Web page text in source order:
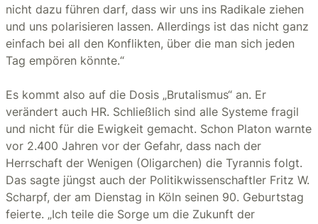
nicht dazu führen darf, dass wir uns ins Radikale ziehen
und uns polarisieren lassen. Allerdings ist das nicht ganz
einfach bei all den Konflikten, über die man sich jeden
Tag empören könnte.“
Es kommt also auf die Dosis „Brutalismus“ an. Er
verändert auch HR. Schließlich sind alle Systeme fragil
und nicht für die Ewigkeit gemacht. Schon Platon warnte
vor 2.400 Jahren vor der Gefahr, dass nach der
Herrschaft der Wenigen (Oligarchen) die Tyrannis folgt.
Das sagte jüngst auch der Politikwissenschaftler Fritz W.
Scharpf, der am Dienstag in Köln seinen 90. Geburtstag
feierte. „Ich teile die Sorge um die Zukunft der